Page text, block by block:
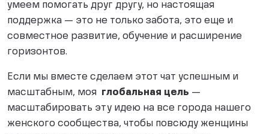
умеем помогать друг другу, но настоящая
поддержка — это не только забота, это еще и
совместное развитие, обучение и расширение
горизонтов.
Если мы вместе сделаем этот чат успешным и
масштабным, моя глобальная цель —
масштабировать эту идею на все города нашего
женского сообщества, чтобы повсюду женщины